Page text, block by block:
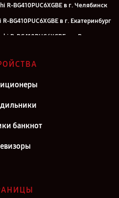
BG410PUC6XGBE в г. Челябинск
BG410PUC6XGBE в г. Екатеринбург
R-BG410PUC6XGBE в г. Воронеж
R-BG410PUC6XGBE в г. Самара
R-BG410PUC6XGBE в г. Киров
банкнот